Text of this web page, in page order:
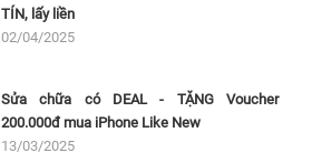
TÍN, lấy liền
02/04/2025
Sửa chữa có DEAL - TẶNG Voucher
200.000đ mua iPhone Like New
13/03/2025